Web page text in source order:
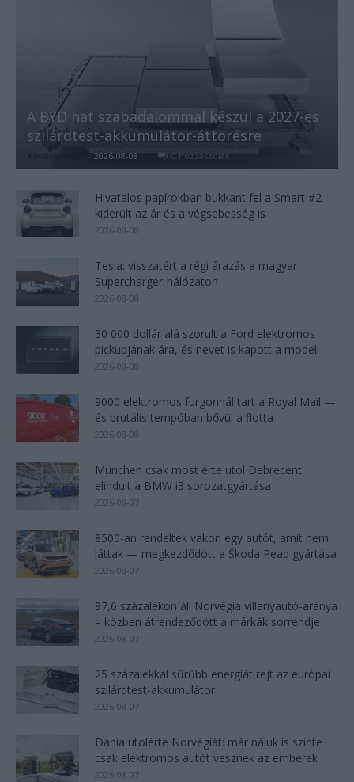
A BYD hat szabadalommal készül a 2027-es
szilárdtest-akkumulátor-áttörésre
- 2026-08-08 0 hozzászólás
Hivatalos papírokban bukkant fel a Smart #2 –
kiderült az ár és a végsebesség is
2026-08-08
Tesla: visszatért a régi árazás a magyar
Supercharger-hálózaton
2026-08-08
30 000 dollár alá szorult a Ford elektromos
pickupjának ára, és nevet is kapott a modell
2026-08-08
9000 elektromos furgonnál tart a Royal Mail —
és brutális tempóban bővül a flotta
2026-08-08
München csak most érte utol Debrecent:
elindult a BMW i3 sorozatgyártása
2026-08-07
8500-an rendeltek vakon egy autót, amit nem
láttak — megkezdődött a Škoda Peaq gyártása
2026-08-07
97,6 százalékon áll Norvégia villanyautó-aránya
– közben átrendeződött a márkák sorrendje
2026-08-07
25 százalékkal sűrűbb energiát rejt az európai
szilárdtest-akkumulátor
2026-08-07
Dánia utolérte Norvégiát: már náluk is szinte
csak elektromos autót vesznek az emberek
2026-08-07